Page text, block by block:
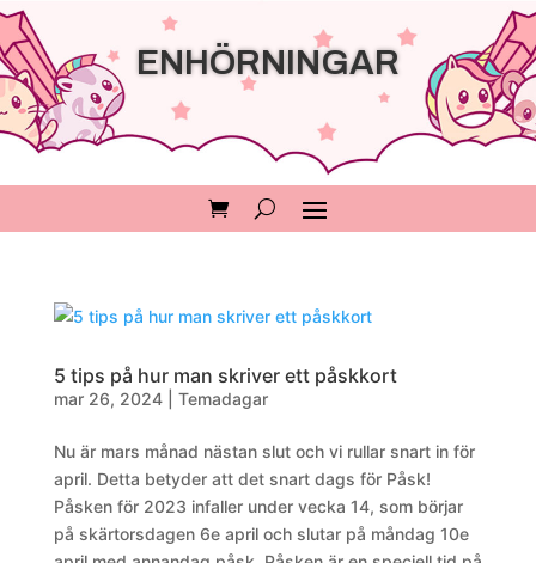
ENHÖRNINGAR
5 tips på hur man skriver ett påskkort
mar 26, 2024| Temadagar
Nu är mars månad nästan slut och vi rullar snart in för
april. Detta betyder att det snart dags för Påsk!
Påsken för 2023 infaller under vecka 14, som börjar
på skärtorsdagen 6e april och slutar på måndag 10e